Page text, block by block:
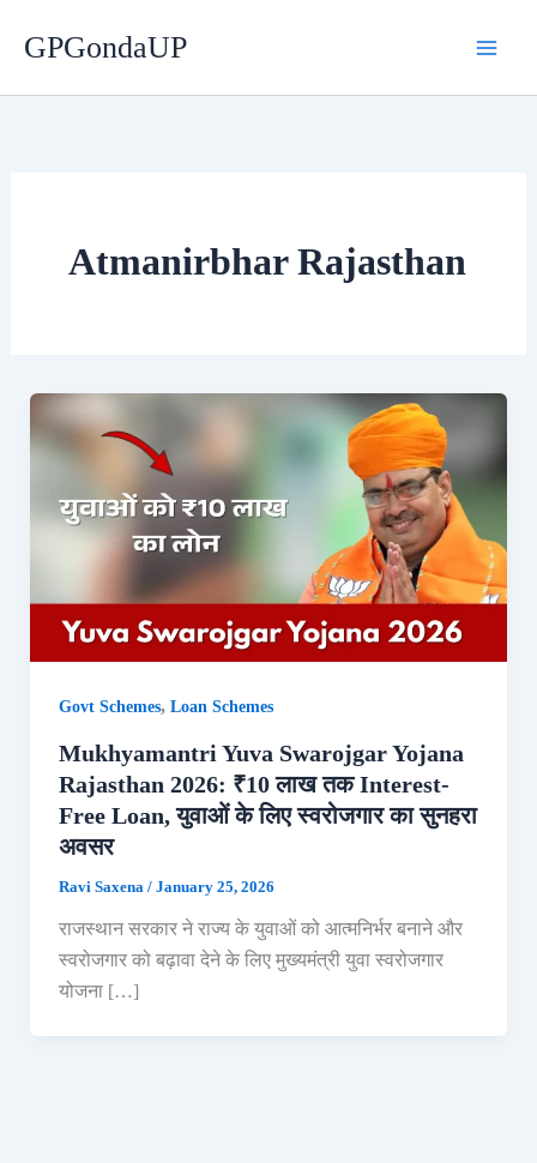
GPGondaUP
Atmanirbhar Rajasthan
Govt Schemes, Loan Schemes
Mukhyamantri Yuva Swarojgar Yojana
Rajasthan 2026: ₹10 लाख तक Interest-
Free Loan, युवाओं के लिए स्वरोजगार का सुनहरा
अवसर
Ravi Saxena / January 25, 2026
राजस्थान सरकार ने राज्य के युवाओं को आत्मनिर्भर बनाने और
स्वरोजगार को बढ़ावा देने के लिए मुख्यमंत्री युवा स्वरोजगार
योजना […]